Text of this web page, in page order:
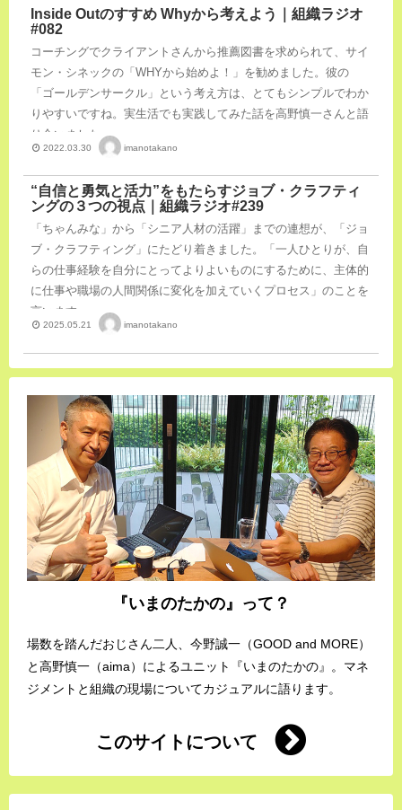
Inside Outのすすめ Whyから考えよう｜組織ラジオ
#082
コーチングでクライアントさんから推薦図書を求められて、サイ
モン・シネックの「WHYから始めよ！」を勧めました。彼の
「ゴールデンサークル」という考え方は、とてもシンプルでわか
りやすいですね。実生活でも実践してみた話を高野慎一さんと語
り合いました。
2022.03.30 imanotakano
“自信と勇気と活力”をもたらすジョブ・クラフティ
ングの３つの視点｜組織ラジオ#239
「ちゃんみな」から「シニア人材の活躍」までの連想が、「ジョ
ブ・クラフティング」にたどり着きました。「一人ひとりが、自
らの仕事経験を自分にとってよりよいものにするために、主体的
に仕事や職場の人間関係に変化を加えていくプロセス」のことを
言います。
2025.05.21 imanotakano
『いまのたかの』って？
場数を踏んだおじさん二人、今野誠一（GOOD and MORE）
と高野慎一（aima）によるユニット『いまのたかの』。マネ
ジメントと組織の現場についてカジュアルに語ります。
このサイトについて